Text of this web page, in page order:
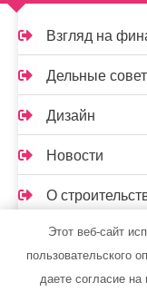
Взгляд на
Дельные
Дизайн
Новости
О
Правильно о
Техника
Этот веб-сайт
пользовательского
даете согласие